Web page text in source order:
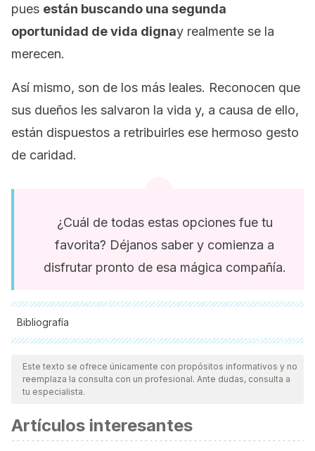
pues están buscando una segunda
oportunidad de vida dignay realmente se la
merecen.
Así mismo, son de los más leales. Reconocen que
sus dueños les salvaron la vida y, a causa de ello,
están dispuestos a retribuirles ese hermoso gesto
de caridad.
¿Cuál de todas estas opciones fue tu
favorita? Déjanos saber y comienza a
disfrutar pronto de esa mágica compañía.
Bibliografía
Todas las fuentes citadas fueron revisadas a profundidad por
nuestro equipo, para asegurar su calidad, confiabilidad,
vigencia y validez.La bibliografía de este artículo fue
científica.
Olarte, María Alejandra , Díaz Videla, Marcos , Animales de
Este texto se ofrece únicamente con propósitos informativos y no
reemplaza la consulta con un profesional. Ante dudas, consulta a
tu especialista.
Artículos interesantes